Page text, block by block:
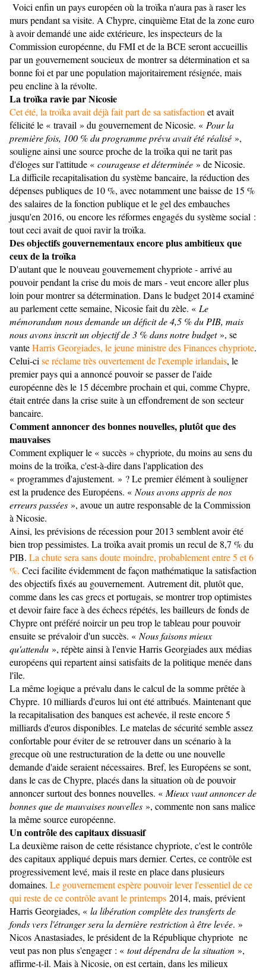
Voici enfin un pays européen où la troïka n'aura pas à raser les
murs pendant sa visite. A Chypre, cinquième Etat de la zone euro
à avoir demandé une aide extérieure, les inspecteurs de la
Commission européenne, du FMI et de la BCE seront accueillis
par un gouvernement soucieux de montrer sa détermination et sa
bonne foi et par une population majoritairement résignée, mais
peu encline à la révolte.
La troïka ravie par Nicosie
Cet été, la troïka avait déjà fait part de sa satisfaction et avait
félicité le « travail » du gouvernement de Nicosie. « Pour la
première fois, 100 % du programme prévu avait été réalisé »,
souligne ainsi une source proche de la troïka qui ne tarit pas
d'éloges sur l'attitude « courageuse et déterminée » de Nicosie.
La difficile recapitalisation du système bancaire, la réduction des
dépenses publiques de 10 %, avec notamment une baisse de 15 %
des salaires de la fonction publique et le gel des embauches
jusqu'en 2016, ou encore les réformes engagés du système social :
tout ceci avait de quoi ravir la troïka.
Des objectifs gouvernementaux encore plus ambitieux que
ceux de la troïka
D'autant que le nouveau gouvernement chypriote - arrivé au
pouvoir pendant la crise du mois de mars - veut encore aller plus
loin pour montrer sa détermination. Dans le budget 2014 examiné
au parlement cette semaine, Nicosie fait du zèle. « Le
mémorandum nous demande un déficit de 4,5 % du PIB, mais
nous avons inscrit un objectif de 3 % dans notre budget», se
vanteHarris Georgiades, le jeune ministre des Finances chypriote.
Celui-ci se réclame très ouvertement de l'exemple irlandais, le
premier pays qui a annoncé pouvoir se passer de l'aide
européenne dès le 15 décembre prochain et qui, comme Chypre,
était entrée dans la crise suite à un effondrement de son secteur
bancaire.
Comment annoncer des bonnes nouvelles, plutôt que des
mauvaises
Comment expliquer le « succès » chypriote, du moins au sens du
moins de la troïka, c'est-à-dire dans l'application des
« programmes d'ajustement. » ? Le premier élément à souligner
est la prudence des Européens. « Nous avons appris de nos
erreurs passées », avoue un autre responsable de la Commission
à Nicosie.
Ainsi, les prévisions de récession pour 2013 semblent avoir été
bien trop pessimistes. La troïka avait promis un recul de 8,7 % du
PIB. La chute sera sans doute moindre, probablement entre 5 et 6
%. Ceci facilite évidemment de façon mathématique la satisfaction
des objectifs fixés au gouvernement. Autrement dit, plutôt que,
comme dans les cas grecs et portugais, se montrer trop optimistes
et devoir faire face à des échecs répétés, les bailleurs de fonds de
Chypre ont préféré noircir un peu trop le tableau pour pouvoir
ensuite se prévaloir d'un succès. « Nous faisons mieux
qu'attendu », répète ainsi à l'envie Harris Georgiades aux médias
européens qui repartent ainsi satisfaits de la politique menée dans
l'île.
La même logique a prévalu dans le calcul de la somme prêtée à
Chypre. 10 milliards d'euros lui ont été attribués. Maintenant que
la recapitalisation des banques est achevée, il reste encore 5
milliards d'euros disponibles. Le matelas de sécurité semble assez
confortable pour éviter de se retrouver dans un scénario à la
grecque où une restructuration de la dette ou une nouvelle
demande d'aide seraient nécessaires. Bref, les Européens se sont,
dans le cas de Chypre, placés dans la situation où de pouvoir
annoncer surtout des bonnes nouvelles. « Mieux vaut annoncer de
bonnes que de mauvaises nouvelles », commente non sans malice
la même source européenne.
Un contrôle des capitaux dissuasif
La deuxième raison de cette résistance chypriote, c'est le contrôle
des capitaux appliqué depuis mars dernier. Certes, ce contrôle est
progressivement levé, mais il reste en place dans plusieurs
domaines. Le gouvernement espère pouvoir lever l'essentiel de ce
qui reste de ce contrôle avant le printemps 2014, mais, prévient
Harris Georgiades, « la libération complète des transferts de
fonds vers l'étranger sera la dernière restriction à être levée. »
Nicos Anastasiades, le président de la République chypriote ne
veut pas non plus s'engager : « tout dépendra de la situation »,
affirme-t-il. Mais à Nicosie, on est certain, dans les milieux